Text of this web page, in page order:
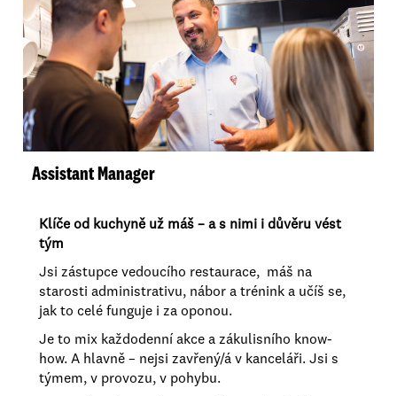
Assistant Manager
Klíče od kuchyně už máš – a s nimi i důvěru vést
tým
Jsi zástupce vedoucího restaurace, máš na
starosti administrativu, nábor a trénink a učíš se,
jak to celé funguje i za oponou.
Je to mix každodenní akce a zákulisního know-
how. A hlavně – nejsi zavřený/á v kanceláři. Jsi s
týmem, v provozu, v pohybu.